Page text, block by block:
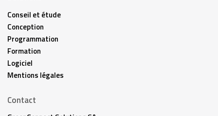
Conseil et étude
Conception
Programmation
Formation
Logiciel
Mentions légales
Contact